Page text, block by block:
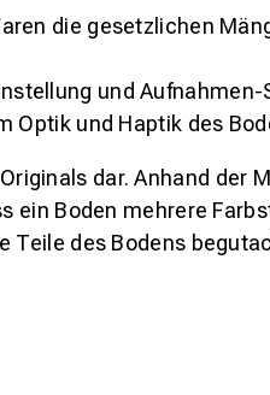
die gesetzlichen
und
und Haptik des
dar. Anhand der
ein Boden mehrere
des Bodens